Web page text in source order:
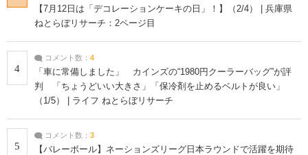
【7月12日は「デコレーションケーキの日」！】（2/4） | 兵庫県
ねとらぼリサーチ：2ページ目
4
コメント数： 4
「車に常備しました」 カインズの“1980円クーラーバッグ”が評
判 「ちょうどいい大きさ」「保冷剤を止めるベルトが良い」
（1/5） | ライフ ねとらぼリサーチ
5
コメント数： 3
【バレーボール】ネーションズリーグ日本ラウンドで活躍を期待